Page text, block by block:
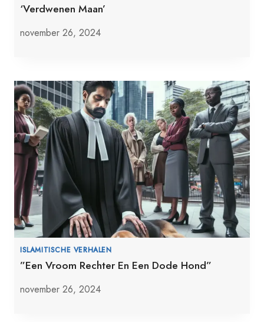
‘Verdwenen Maan’
november 26, 2024
ISLAMITISCHE VERHALEN
”Een Vroom Rechter En Een Dode Hond”
november 26, 2024